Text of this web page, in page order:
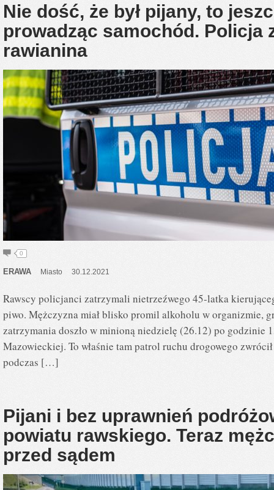
Nie dość, że był pijany, to
prowadząc samochód. Policja
rawianina
0
ERAWA Miasto 30.12.2021
Rawscy policjanci zatrzymali nietrzeźwego 45-latka
piwo. Mężczyzna miał blisko promil alkoholu w organizmie,
zatrzymania doszło w minioną niedzielę (26.12) po godzinie
Mazowieckiej. To właśnie tam patrol ruchu drogowego
podczas […]
Pijani i bez uprawnień
powiatu rawskiego. Teraz
przed sądem